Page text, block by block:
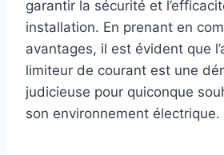
garantir la sécurité et
installation. En prenant en
avantages, il est évident que
limiteur de courant est une
judicieuse pour quiconque
son environnement électrique.